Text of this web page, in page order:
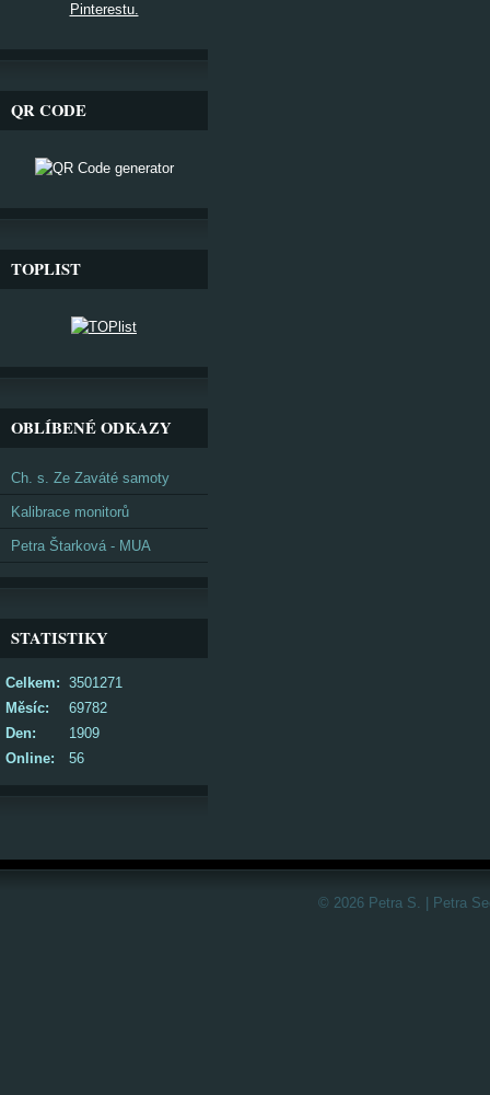
Pinterestu.
QR CODE
TOPLIST
OBLÍBENÉ ODKAZY
Ch. s. Ze Zaváté samoty
Kalibrace monitorů
Petra Štarková - MUA
STATISTIKY
Online: 56
Celkem: 3501271
Měsíc:
69782
Den:
1909
© 2026 Petra S. | Petra